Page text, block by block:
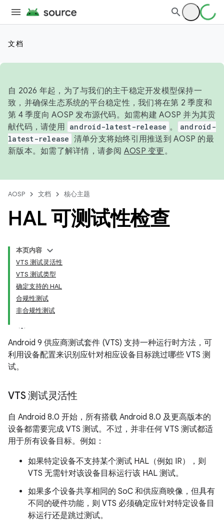
文档
自 2026 年起，为了与我们的主干稳定开发模型保持一
致，并确保生态系统的平台稳定性，我们将在第 2 季度和
第 4 季度向 AOSP 发布源代码。如需构建 AOSP 并为其贡
献代码，请使用 android-latest-release 。
android-
latest-release 清单分支将始终引用推送到 AOSP 的最
新版本。如需了解详情，请参阅 AOSP 变更。
AOSP 文档 核心主题
HAL 可测试性检查
本页内容
VTS 测试灵活性
VTS 测试类型
确定支持的 HAL
合规性测试
非合规性测试
Android 9 供应商测试套件 (VTS) 支持一种运行时方法，可
利用设备配置来识别应针对相应设备目标跳过哪些 VTS 测
试。
VTS 测试灵活性
自 Android 8.0 开始，所有搭载 Android 8.0 及更高版本的
设备都需要完成 VTS 测试。不过，并非任何 VTS 测试都适
用于所有设备目标。例如：
如果特定设备不支持某个测试 HAL（例如 IR），则
VTS 无需针对该设备目标运行该 HAL 测试。
如果多个设备共享相同的 SoC 和供应商映像，但具有
不同的硬件功能，则 VTS 必须确定应针对特定设备目
标运行还是跳过测试。